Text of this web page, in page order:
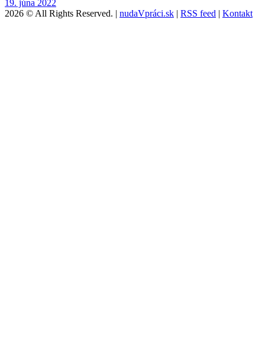
19. júna 2022
2026 © All Rights Reserved. | nudaVpráci.sk | RSS feed | Kontakt